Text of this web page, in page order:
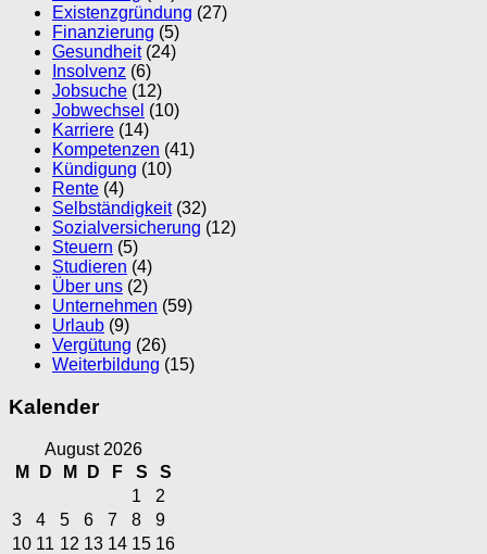
Existenzgründung (27)
Finanzierung (5)
Gesundheit(24)
Insolvenz (6)
Jobsuche (12)
Jobwechsel (10)
Karriere (14)
Kompetenzen (41)
Kündigung (10)
Rente (4)
Selbständigkeit(32)
Sozialversicherung (12)
Steuern (5)
Studieren (4)
Über uns (2)
Unternehmen (59)
Urlaub (9)
Vergütung (26)
Weiterbildung (15)
Kalender
August 2026
M
D M D F S
S
1
2
3
4 5 6 7 8
9
10 11 12 13 14 15 16